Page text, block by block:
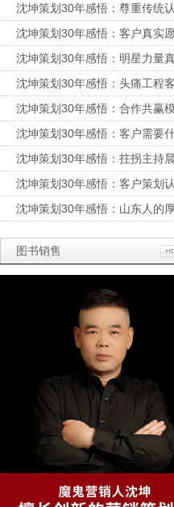
沈坤策划30年感悟：尊重传统
沈坤策划30年感悟：客户真实
沈坤策划30年感悟：明星力量
沈坤策划30年感悟：头痛工程
沈坤策划30年感悟：合作共赢
沈坤策划30年感悟：客户需要
沈坤策划30年感悟：拄拐主持
沈坤策划30年感悟：客户策划
沈坤策划30年感悟：山东人的
图书销售